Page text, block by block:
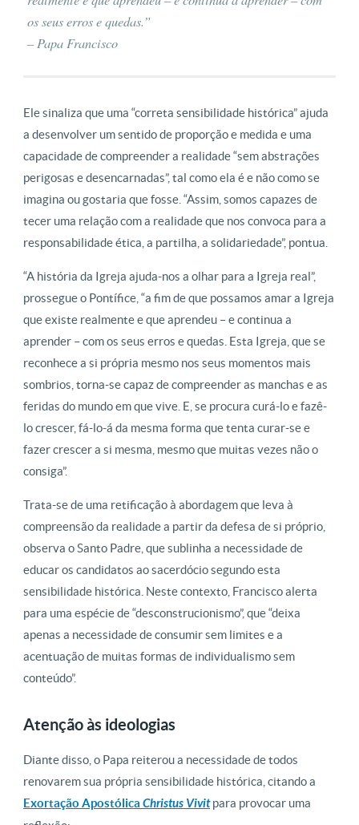
os seus erros e quedas.”
– Papa Francisco
Ele sinaliza que uma “correta sensibilidade histórica” ajuda
a desenvolver um sentido de proporção e medida e uma
capacidade de compreender a realidade “sem abstrações
perigosas e desencarnadas”, tal como ela é e não como se
imagina ou gostaria que fosse. “Assim, somos capazes de
tecer uma relação com a realidade que nos convoca para a
responsabilidade ética, a partilha, a solidariedade”, pontua.
“A história da Igreja ajuda-nos a olhar para a Igreja real”,
prossegue o Pontífice, “a fim de que possamos amar a Igreja
que existe realmente e que aprendeu – e continua a
aprender – com os seus erros e quedas. Esta Igreja, que se
reconhece a si própria mesmo nos seus momentos mais
sombrios, torna-se capaz de compreender as manchas e as
feridas do mundo em que vive. E, se procura curá-lo e fazê-
lo crescer, fá-lo-á da mesma forma que tenta curar-se e
fazer crescer a si mesma, mesmo que muitas vezes não o
consiga”.
Trata-se de uma retificação à abordagem que leva à
compreensão da realidade a partir da defesa de si próprio,
observa o Santo Padre, que sublinha a necessidade de
educar os candidatos ao sacerdócio segundo esta
sensibilidade histórica. Neste contexto, Francisco alerta
para uma espécie de “desconstrucionismo”, que “deixa
apenas a necessidade de consumir sem limites e a
acentuação de muitas formas de individualismo sem
conteúdo”.
Atenção às ideologias
Diante disso, o Papa reiterou a necessidade de todos
renovarem sua própria sensibilidade histórica, citando a
Exortação Apostólica Christus Vivitpara provocar uma